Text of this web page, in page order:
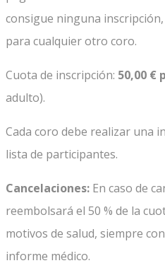
consigue ninguna
para cualquier otro coro.
Cuota de inscripción: 50,00 €
adulto).
Cada coro debe realizar una
lista de participantes.
Cancelaciones: En caso de
reembolsará el 50 % de la
motivos de salud, siempre
informe médico.